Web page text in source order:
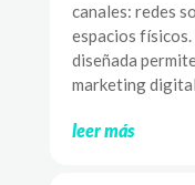
canales: redes
espacios
diseñada
marketing
leer más